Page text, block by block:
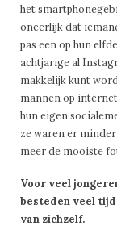
het
oneerlijk dat
pas een op hun
achtjarige al
makkelijk kunt
mannen op
hun eigen
ze waren er
meer de mooiste
Voor veel
besteden veel tijd
van zichzelf.